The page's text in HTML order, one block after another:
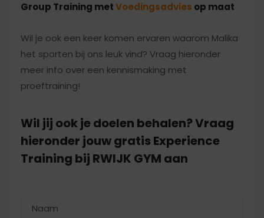
Group Training metVoedingsadvies op maat
Wil je ook een keer komen ervaren waarom Malika
het sporten bij ons leuk vind? Vraag hieronder
meer info over een kennismaking met
proeftraining!
Wil jij ook je doelen behalen? Vraag
hieronder jouw gratis Experience
Training bij RWIJK GYM aan